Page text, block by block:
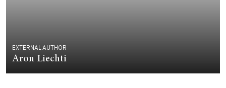
EXTERNAL AUTHOR
Aron Liechti